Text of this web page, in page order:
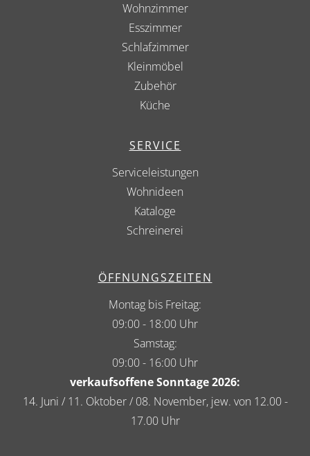
Wohnzimmer
Esszimmer
Schlafzimmer
Kleinmöbel
Zubehör
Küche
SERVICE
Serviceleistungen
Wohnideen
Kataloge
Schreinerei
ÖFFNUNGSZEITEN
Montag bis Freitag:
09:00 - 18:00 Uhr
Samstag:
09:00 - 16:00 Uhr
verkaufsoffene Sonntage 2026:
14. Juni / 11. Oktober / 08. November, jew. von 12.00 -
17.00 Uhr